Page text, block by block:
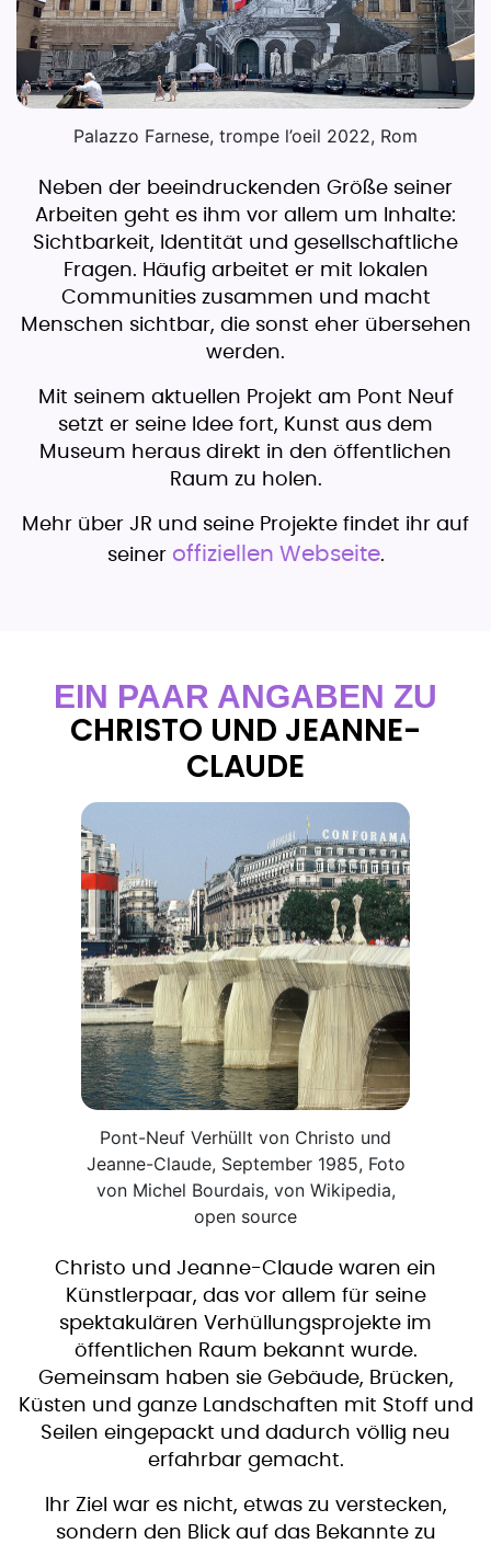
Palazzo Farnese, trompe l’oeil 2022, Rom
Neben der beeindruckenden Größe seiner
Arbeiten geht es ihm vor allem um Inhalte:
Sichtbarkeit, Identität und gesellschaftliche
Fragen. Häufig arbeitet er mit lokalen
Communities zusammen und macht
Menschen sichtbar, die sonst eher übersehen
werden.
Mit seinem aktuellen Projekt am Pont Neuf
setzt er seine Idee fort, Kunst aus dem
Museum heraus direkt in den öffentlichen
Raum zu holen.
Mehr über JR und seine Projekte findet ihr auf
seiner offiziellen Webseite.
EIN PAAR ANGABEN ZU
CHRISTO UND JEANNE-
CLAUDE
Pont-Neuf Verhüllt von Christo und
Jeanne-Claude, September 1985, Foto
von Michel Bourdais, von Wikipedia,
open source
Christo und Jeanne-Claude waren ein
Künstlerpaar, das vor allem für seine
spektakulären Verhüllungsprojekte im
öffentlichen Raum bekannt wurde.
Gemeinsam haben sie Gebäude, Brücken,
Küsten und ganze Landschaften mit Stoff und
Seilen eingepackt und dadurch völlig neu
erfahrbar gemacht.
Ihr Ziel war es nicht, etwas zu verstecken,
sondern den Blick auf das Bekannte zu